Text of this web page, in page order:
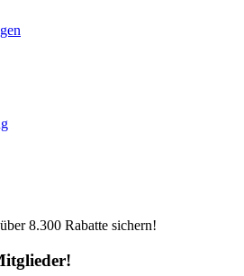
8.300 Rabatte sichern!